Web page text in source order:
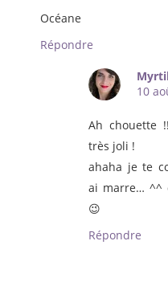
Océane
Répondre
10
Ah chouette
très joli !
ahaha je te
ai marre… ^^
😉
Répondre